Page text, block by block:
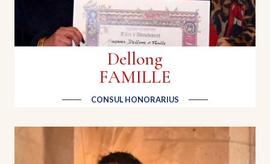
Dellong
FAMILLE
CONSUL HONORARIUS